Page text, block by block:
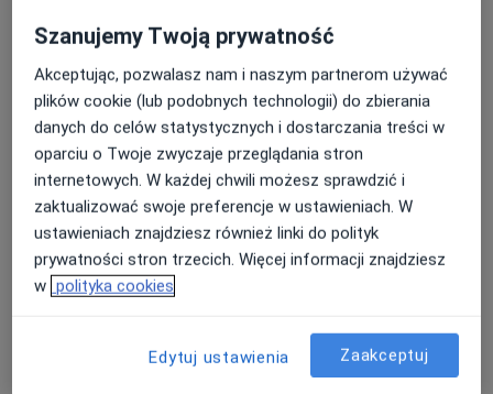
USG jąder
290 zł Szczegóły
USG nerek
290 zł Szczegóły Umów wizytę
USG układu moczowego
Szczegóły Umów wizytę
Szczegóły Umów wizytę
Szanujemy Twoją prywatność
Akceptując, pozwalasz nam i naszym partnerom używać
plików cookie (lub podobnych technologii) do zbierania
danych do celów statystycznych i dostarczania treści w
oparciu o Twoje zwyczaje przeglądania stron
internetowych. W każdej chwili możesz sprawdzić i
zaktualizować swoje preferencje w ustawieniach. W
ustawieniach znajdziesz również linki do polityk
prywatności stron trzecich. Więcej informacji znajdziesz
w polityka cookies
Edytuj ustawienia Zaakceptuj